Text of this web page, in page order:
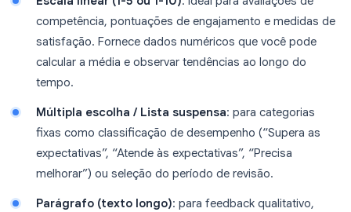
competência, pontuações de engajamento e medidas de
satisfação. Fornece dados numéricos que você pode
calcular a média e observar tendências ao longo do
tempo.
Múltipla escolha / Lista suspensa: para categorias
fixas como classificação de desempenho (“Supera as
expectativas”, “Atende às expectativas”, “Precisa
melhorar”) ou seleção do período de revisão.
Parágrafo (texto longo): para feedback qualitativo,